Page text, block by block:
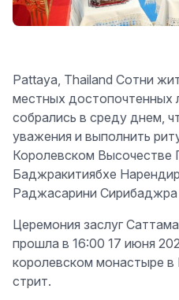
Pattaya, Thailand Сотни
местных достопочтенных
собрались в среду днем,
уважения и выполнить
Королевском Высочестве
Баджракитиябхе
Раджасарини
Церемония заслуг
прошла в 16:00 17 июня
королевском монастыре в
стрит.